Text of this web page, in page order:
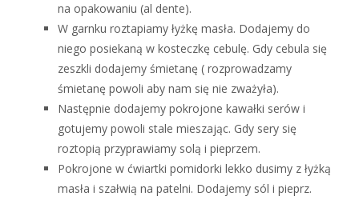
na opakowaniu (al dente).
W garnku roztapiamy łyżkę masła. Dodajemy do
niego posiekaną w kosteczkę cebulę. Gdy cebula się
zeszkli dodajemy śmietanę ( rozprowadzamy
śmietanę powoli aby nam się nie zważyła).
Następnie dodajemy pokrojone kawałki serów i
gotujemy powoli stale mieszając. Gdy sery się
roztopią przyprawiamy solą i pieprzem.
Pokrojone w ćwiartki pomidorki lekko dusimy z łyżką
masła i szałwią na patelni. Dodajemy sól i pieprz.